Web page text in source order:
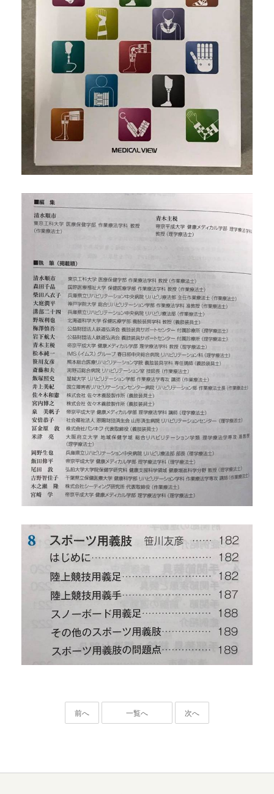
前へ 一覧へ 次へ